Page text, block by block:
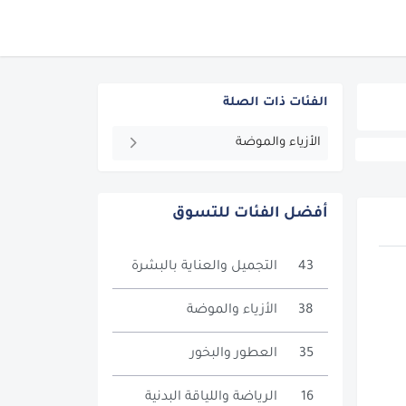
الفئات ذات الصلة
الأزياء والموضة
أفضل الفئات للتسوق
التجميل والعناية بالبشرة 43
الأزياء والموضة 38
العطور والبخور 35
الرياضة واللياقة البدنية 16